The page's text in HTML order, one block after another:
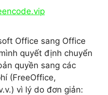
Office sang Office
quyết định chuyển
quyền sang các
(FreeOffice,
vì lý do đơn giản: